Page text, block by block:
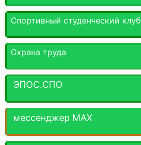
Спортивный студенческий клуб
Охрана труда
ЭПОС.СПО
мессенджер MАХ